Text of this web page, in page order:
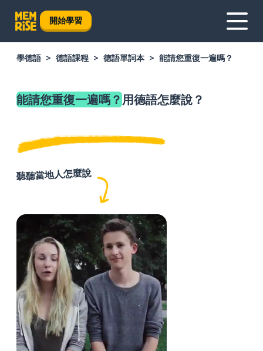
開始學習
學德語 德語課程 德語單詞本 能請您重復一遍嗎？
能請您重復一遍嗎？用德語怎麼說？
聽聽當地人怎麼說